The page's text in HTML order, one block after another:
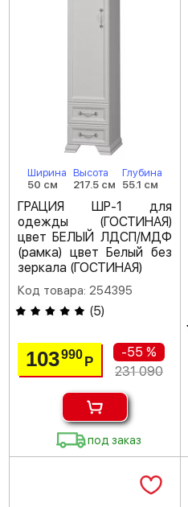
Ширина
50 см
Высота
217.5 см
Глубина
55.1 см
ГРАЦИЯ ШР-1 для
одежды (ГОСТИНАЯ)
цвет БЕЛЫЙ ЛДСП/МДФ
(рамка) цвет Белый без
зеркала (ГОСТИНАЯ)
Код товара: 254395
(5)
103990Р
-55 %
231 090
под заказ